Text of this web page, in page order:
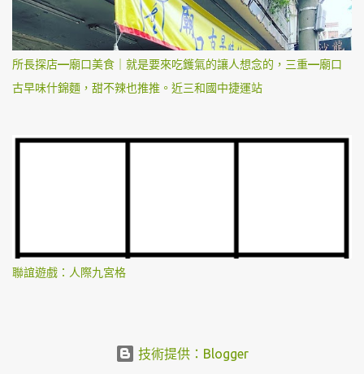
所長探店—廟口美食｜就是要來吃鑊氣的讓人想念的，三重—廟口
古早味什錦麵，甜不辣也推推。近三和國中捷運站
聯誼遊戲：人際九宮格
技術提供：Blogger